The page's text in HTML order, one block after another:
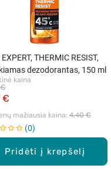
Pridėti į krepšelį
THERMIC RESIST,
dezodorantas, 150 ml
kaina
€
mažiausia kaina: 4,40 €
0